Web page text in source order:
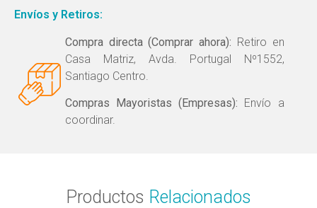
Envíos y Retiros:
Compra directa (Comprar ahora): Retiro en
Casa Matriz, Avda. Portugal Nº1552,
Santiago Centro.
Compras Mayoristas (Empresas): Envío a
coordinar.
Productos Relacionados